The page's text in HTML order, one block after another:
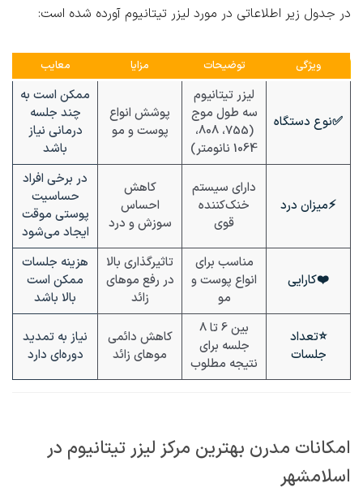
در جدول زیر اطلاعاتی در مورد لیزر تیتانیوم آورده شده است:
ویژگی توضیحات مزایا معایب
✅نوع دستگاه
لیزر تیتانیوم
سه طول موج
(755، 808،
1064 نانومتر)
پوشش انواع
پوست و مو
ممکن است به
چند جلسه
درمانی نیاز
باشد
⚡میزان درد
دارای سیستم
خنک‌کننده
قوی
کاهش
احساس
سوزش و درد
در برخی افراد
حساسیت
پوستی موقت
ایجاد می‌شود
❤️کارایی
مناسب برای
انواع پوست و
مو
تاثیرگذاری بالا
در رفع موهای
زائد
هزینه جلسات
ممکن است
بالا باشد
⭐تعداد
جلسات
بین 6 تا 8
جلسه برای
نتیجه مطلوب
کاهش دائمی
موهای زائد
نیاز به تمدید
دوره‌ای دارد
امکانات مدرن بهترین مرکز لیزر تیتانیوم در
اسلامشهر